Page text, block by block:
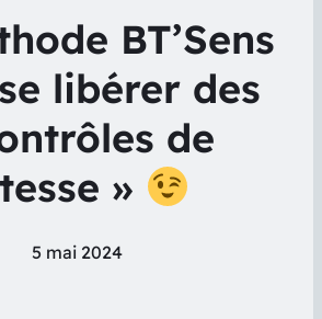
BT’Sens
libérer des
de
»
5 mai 2024